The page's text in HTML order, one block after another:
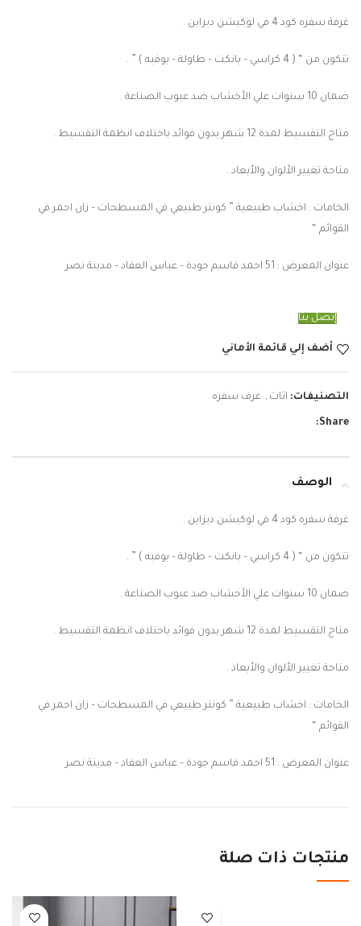
غرفة سفره كود 4 في لوكيشن ديزاين .
تتكون من “ ( 4 كراسي – بانكت – طاولة – بوفيه ) ” .
ضمان 10 سنوات علي الأخشاب ضد عيوب الصناعة .
متاح التقسيط لمدة 12 شهر بدون فوائد باختلاف انظمة التقسيط .
متاحة تغيير الألوان والأبعاد .
الخامات : اخشاب طبيعية ” كونتر طبيعي في المسطحات – زان احمر في
القوائم “
عنوان المعرض : 51 احمد قاسم جودة – عباس العقاد – مدينة نصر
إتصل بنا
أضف إلي قائمة الأماني
التصنيفات: اثاث , غرف سفره
Share:
الوصف
غرفة سفره كود 4 في لوكيشن ديزاين .
تتكون من “ ( 4 كراسي – بانكت – طاولة – بوفيه ) ” .
ضمان 10 سنوات علي الأخشاب ضد عيوب الصناعة .
متاح التقسيط لمدة 12 شهر بدون فوائد باختلاف انظمة التقسيط .
متاحة تغيير الألوان والأبعاد .
الخامات : اخشاب طبيعية ” كونتر طبيعي في المسطحات – زان احمر في
القوائم “
عنوان المعرض : 51 احمد قاسم جودة – عباس العقاد – مدينة نصر
منتجات ذات صلة